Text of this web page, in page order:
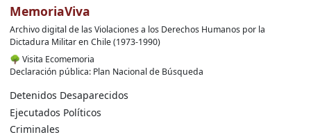
MemoriaViva
Archivo digital de las Violaciones a los Derechos Humanos por la
Dictadura Militar en Chile (1973-1990)
🌳 Visita Ecomemoria
Declaración pública: Plan Nacional de Búsqueda
Detenidos Desaparecidos
Ejecutados Políticos
Criminales